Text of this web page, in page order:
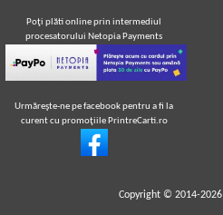
Poţi plăti online prin intermediul
procesatorului Netopia Payments
Urmăreşte-ne pe facebook pentru a fi la
curent cu promoţiile PrintreCarti.ro
Copyright © 2014-2026